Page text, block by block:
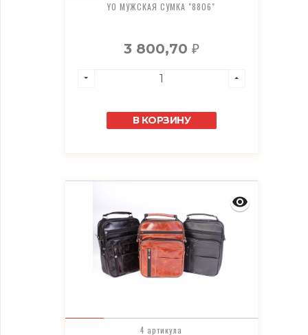
YO МУЖСКАЯ СУМКА "8806"
3 800,70 ₽
В КОРЗИНУ
4 артикула